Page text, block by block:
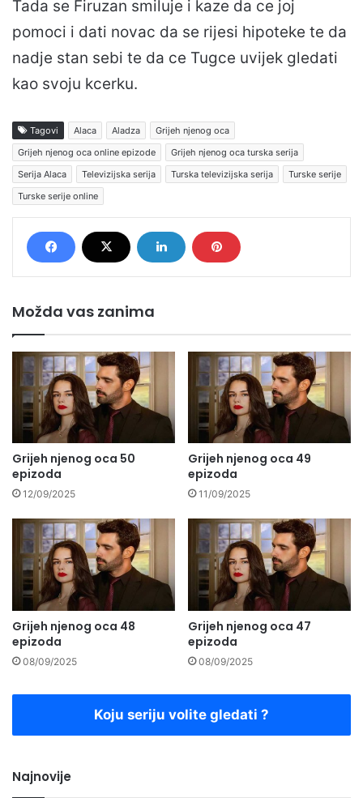
Tada se Firuzan smiluje i kaze da ce joj
pomoci i dati novac da se rijesi hipoteke te da
nadje stan sebi te da ce Tugce uvijek gledati
kao svoju kcerku.
Tagovi Alaca Aladza
Grijeh njenog oca
Grijeh njenog oca online epizode
Grijeh njenog oca turska serija
Serija Alaca
Televizijska serija Turska televizijska serija
Turske serije
Turske serije online
Možda vas zanima
Grijeh njenog oca 50
epizoda
12/09/2025
Grijeh njenog oca 49
epizoda
11/09/2025
Grijeh njenog oca 48
epizoda
08/09/2025
Grijeh njenog oca 47
epizoda
08/09/2025
Koju seriju volite gledati ?
Najnovije